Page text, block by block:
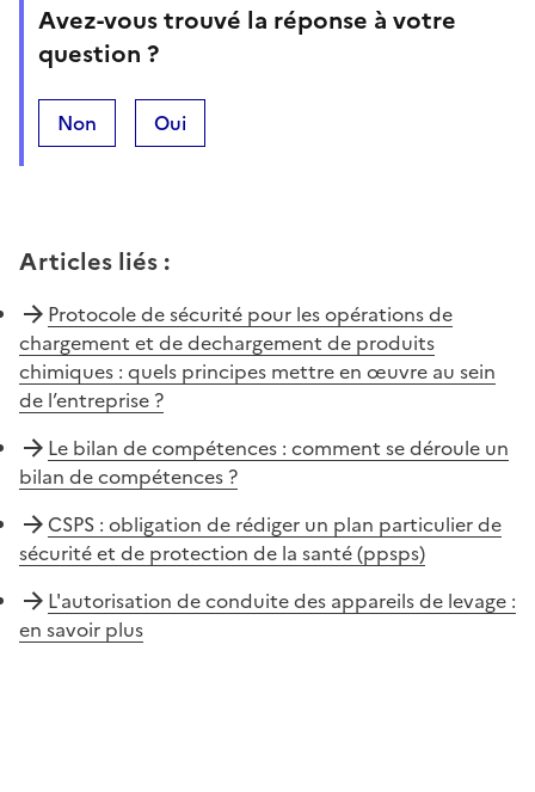
Avez-vous trouvé la réponse à votre
question ?
Non Oui
Articles liés :
Protocole de sécurité pour les opérations de
chargement et de dechargement de produits
chimiques : quels principes mettre en œuvre au sein
de l’entreprise ?
Le bilan de compétences : comment se déroule un
bilan de compétences ?
CSPS : obligation de rédiger un plan particulier de
sécurité et de protection de la santé (ppsps)
L'autorisation de conduite des appareils de levage :
en savoir plus